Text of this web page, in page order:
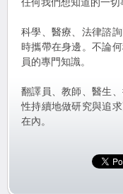
科學、醫療、法律諮
時攜帶在身邊。不論
員的專門知識。
翻譯員、教師、醫生
性持續地做研究與追
在內。